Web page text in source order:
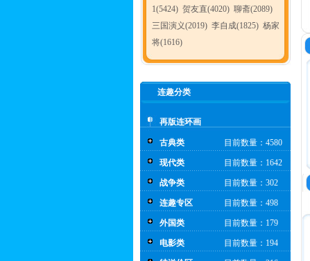
1(5424) 贺友直(4020) 聊斋(2089)
三国演义(2019) 李自成(1825) 杨家
将(1616)
连趣分类
再版连环画
古典类 目前数量：4580
现代类 目前数量：1642
战争类 目前数量：302
连趣专区 目前数量：498
外国类 目前数量：179
电影类 目前数量：194